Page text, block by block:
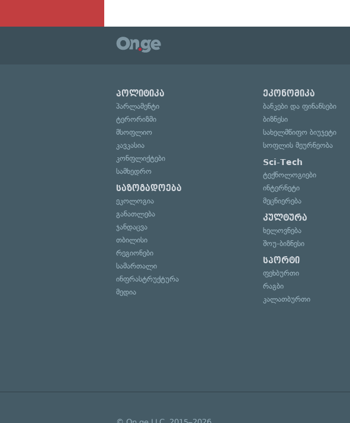
პოლიტიკა
პარლამენტი
ტერორიზმი
მსოფლიო
კავკასია
კონფლიქტები
სამხედრო
საზოგადოება
ეკოლოგია
განათლება
ჯანდაცვა
თბილისი
რეგიონები
სამართალი
ინფრასტრუქტურა
მედია
ეკონომიკა
ბანკები და ფინანსები
ბიზნესი
სახელმწიფო ბიუჯეტი
სოფლის მეურნეობა
Sci-Tech
ტექნოლოგიები
ინტერნეტი
მეცნიერება
კულტურა
ხელოვნება
შოუ-ბიზნესი
სპორტი
ფეხბურთი
რაგბი
კალათბურთი